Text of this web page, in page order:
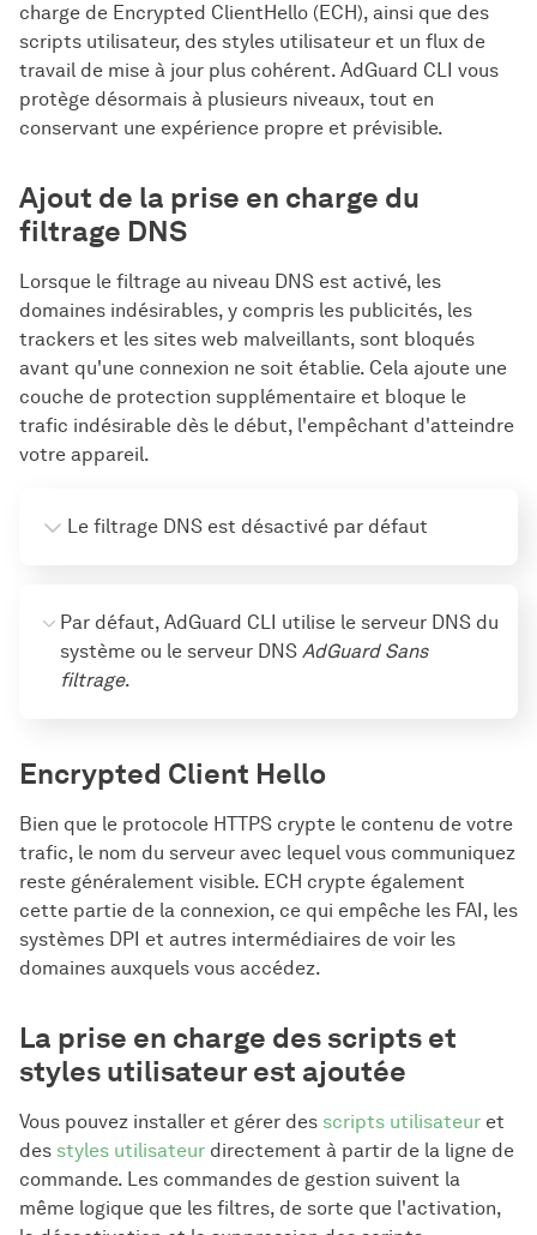
charge de Encrypted ClientHello (ECH), ainsi que des
scripts utilisateur, des styles utilisateur et un flux de
travail de mise à jour plus cohérent. AdGuard CLI vous
protège désormais à plusieurs niveaux, tout en
conservant une expérience propre et prévisible.
Ajout de la prise en charge du
filtrage DNS
Lorsque le filtrage au niveau DNS est activé, les
domaines indésirables, y compris les publicités, les
trackers et les sites web malveillants, sont bloqués
avant qu'une connexion ne soit établie. Cela ajoute une
couche de protection supplémentaire et bloque le
trafic indésirable dès le début, l'empêchant d'atteindre
votre appareil.
Le filtrage DNS est désactivé par défaut
adguard-cli config set
dns_filtering.enabled true
dns_filtering.enabled false
Par défaut, AdGuard CLI utilise le serveur DNS du
système ou le serveur DNS AdGuard Sans
filtrage.
dns_filtering.upstream “[adresse du
serveur]”
adguard-cli config set
Encrypted Client Hello
Bien que le protocole HTTPS crypte le contenu de votre
trafic, le nom du serveur avec lequel vous communiquez
reste généralement visible. ECH crypte également
cette partie de la connexion, ce qui empêche les FAI, les
systèmes DPI et autres intermédiaires de voir les
domaines auxquels vous accédez.
La prise en charge des scripts et
styles utilisateur est ajoutée
Vous pouvez installer et gérer des scripts utilisateur et
des styles utilisateur directement à partir de la ligne de
commande. Les commandes de gestion suivent la
même logique que les filtres, de sorte que l'activation,